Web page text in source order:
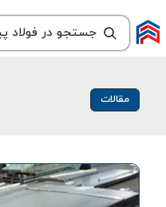
مقالات